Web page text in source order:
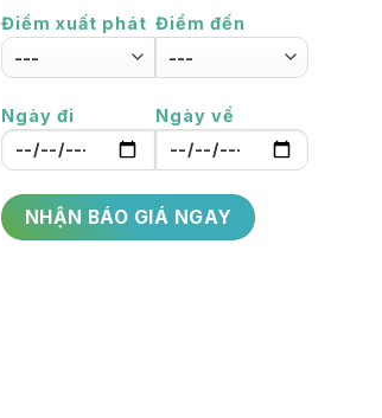
Điểm xuất phát Điểm đến
Ngày đi Ngày về